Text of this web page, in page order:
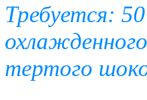
Требуется:
тертого